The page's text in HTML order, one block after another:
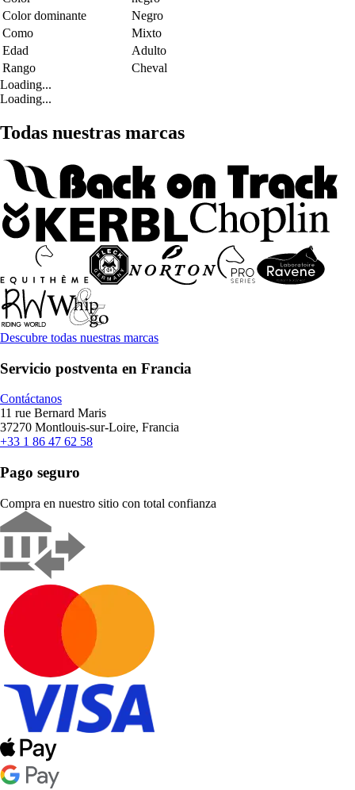
Color dominante
Negro
Como
Mixto
Edad
Adulto
Rango
Cheval
Loading...
Loading...
Todas nuestras marcas
Descubre todas nuestras marcas
Servicio postventa en Francia
Contáctanos
11 rue Bernard Maris
37270 Montlouis-sur-Loire, Francia
+33 1 86 47 62 58
Pago seguro
Compra en nuestro sitio con total confianza